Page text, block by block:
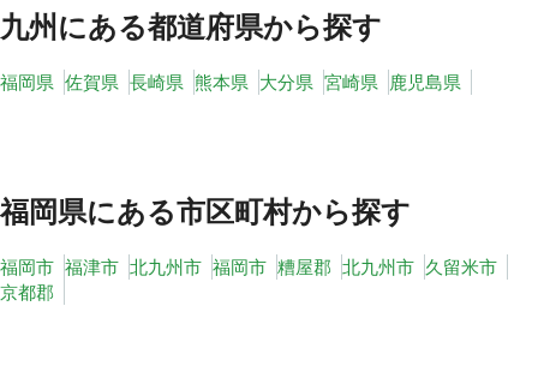
九州にある都道府県から探す
福岡県 佐賀県 長崎県 熊本県 大分県 宮崎県 鹿児島県
福岡県にある市区町村から探す
福岡市 福津市 北九州市 福岡市 糟屋郡 北九州市 久留米市
京都郡